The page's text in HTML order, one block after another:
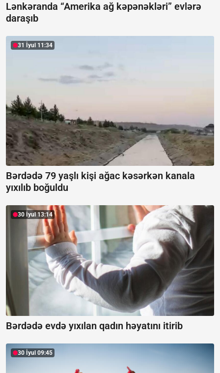
Lənkəranda “Amerika ağ kəpənəkləri” evlərə
daraşıb
31 İyul 11:34
Bərdədə 79 yaşlı kişi ağac kəsərkən kanala
yıxılıb boğuldu
30 İyul 13:14
Bərdədə evdə yıxılan qadın həyatını itirib
30 İyul 09:45